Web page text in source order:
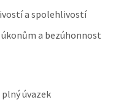
a spolehlivostí
a bezúhonnost
úvazek